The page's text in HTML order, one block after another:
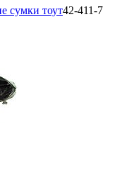
сумки тоут42-411-7